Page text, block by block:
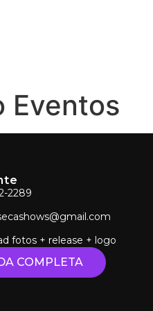
Eventos
2289
fotos + release + logo
COMPLETA